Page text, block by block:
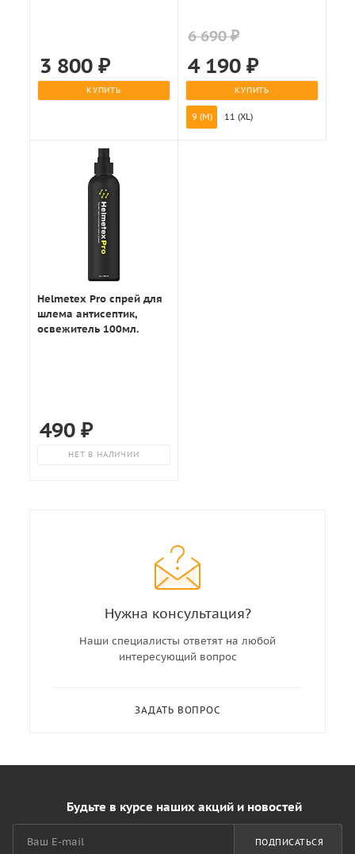
3 800₽
КУПИТЬ
6 690 ₽
4 190 ₽
КУПИТЬ
9 (M) 11 (XL)
Helmetex Pro спрей для
шлема антисептик,
освежитель 100мл.
490₽
НЕТ В НАЛИЧИИ
Нужна консультация?
Наши специалисты ответят на любой
интересующий вопрос
ЗАДАТЬ ВОПРОС
Будьте в курсе наших акций и новостей
ПОДПИСАТЬСЯ